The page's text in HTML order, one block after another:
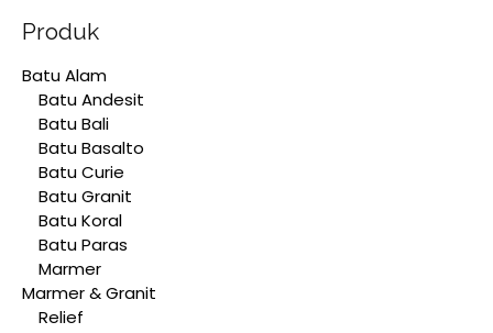
Produk
Batu Alam
Batu Andesit
Batu Bali
Batu Basalto
Batu Curie
Batu Granit
Batu Koral
Batu Paras
Marmer
Marmer & Granit
Relief